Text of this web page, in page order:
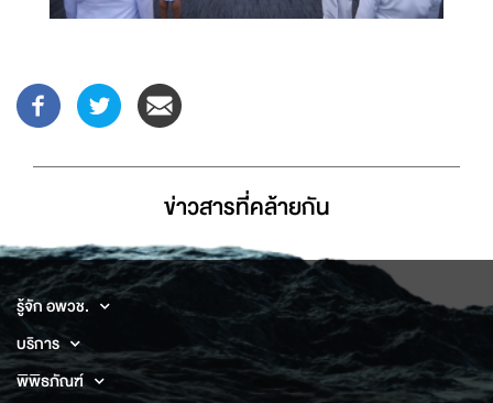
ข่าวสารที่่คล้ายกัน
รู้จัก อพวช.
บริการ
พิพิธภัณฑ์